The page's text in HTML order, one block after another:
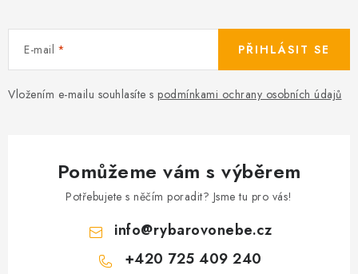
E-mail
Vložením e-mailu souhlasíte s podmínkami ochrany osobních údajů
PŘIHLÁSIT SE
Pomůžeme vám s výběrem
Potřebujete s něčím poradit? Jsme tu pro vás!
info@rybarovonebe.cz
+420 725 409 240